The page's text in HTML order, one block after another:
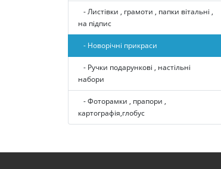
- Листівки , грамоти , папки вітальні ,
на підпис
- Новорічні прикраси
- Ручки подарункові , настільні
набори
- Фоторамки , прапори ,
картографія,глобус